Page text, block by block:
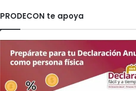
PRODECON te apoya